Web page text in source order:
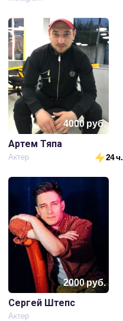
4000руб.
Артем Тяпа
Актер 24 ч.
2000руб.
Сергей Штепс
Актер